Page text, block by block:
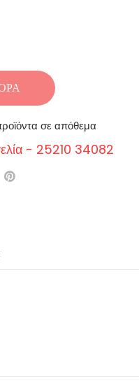
σε απόθεμα
- 25210 34082